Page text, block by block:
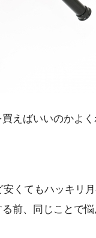
えばいいのかよく
くてもハッキリ
前、同じことで悩